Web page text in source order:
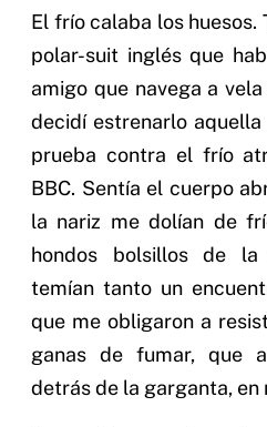
El frío calaba los huesos.
polar-suit inglés que
amigo que navega a
decidí estrenarlo
prueba contra el frío
BBC. Sentía el cuerpo
la nariz me dolían de
hondos bolsillos de
temían tanto un
que me obligaron a
ganas de fumar, que
detrás de la garganta, en